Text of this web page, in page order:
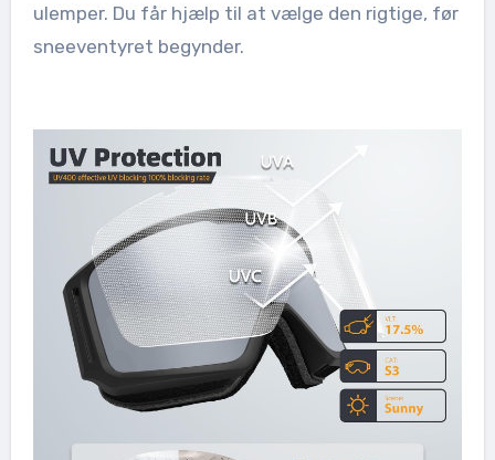
ulemper. Du får hjælp til at vælge den rigtige, før
sneeventyret begynder.